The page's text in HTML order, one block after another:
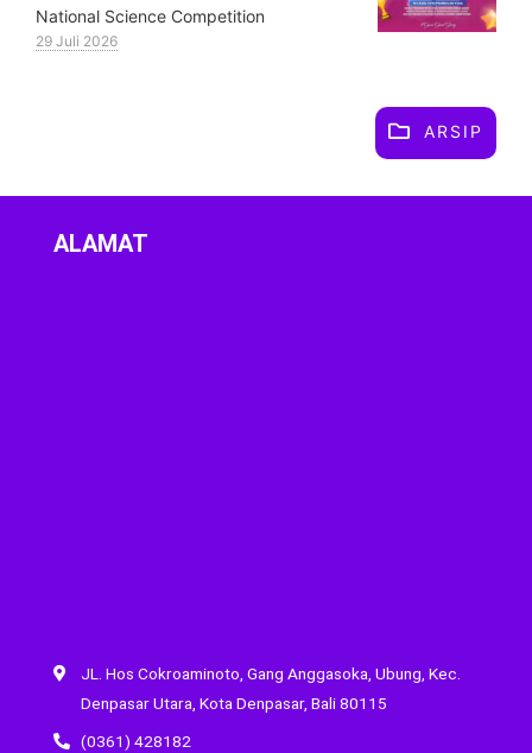
National Science Competition
29 Juli 2026
ARSIP
ALAMAT
JL. Hos Cokroaminoto, Gang Anggasoka, Ubung, Kec.
Denpasar Utara, Kota Denpasar, Bali 80115
(0361) 428182